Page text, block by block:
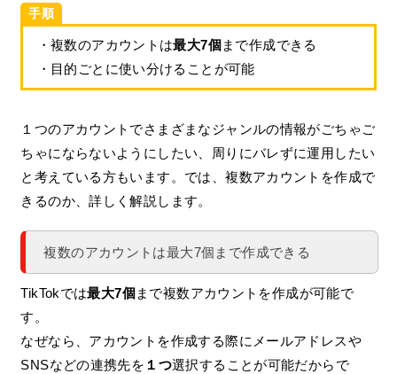
手順
・複数のアカウントは最大7個 まで作成できる
・目的ごとに使い分けることが可能
１つのアカウントでさまざまなジャンルの情報がごちゃご
ちゃにならないようにしたい、周りにバレずに運用したい
と考えている方もいます。では、複数アカウントを作成で
きるのか、詳しく解説します。
複数のアカウントは最大7個まで作成できる
TikTokでは最大7個 まで複数アカウントを作成が可能で
す。
なぜなら、アカウントを作成する際にメールアドレスや
SNSなどの連携先を １つ選択することが可能だからで